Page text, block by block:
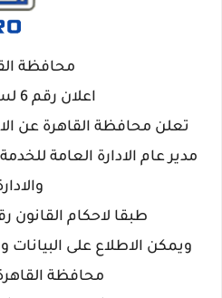
محافظة
اعلان رقم 6 لسنة 2016
تعلن محافظة القاهرة عن
مدير عام الادارة العامة
طبقا لاحكام القانون رقم 81 لسنة
ويمكن الاطلاع على البيانات
محافظة